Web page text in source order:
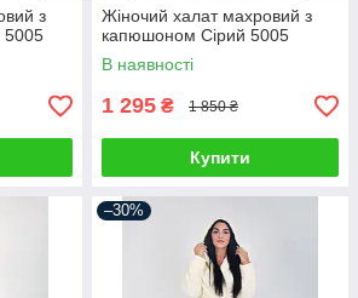
з
5005
Жіночий халат махровий з
капюшоном Сірий 5005
В наявності
1 295 ₴ 1 850 ₴
Купити
–30%